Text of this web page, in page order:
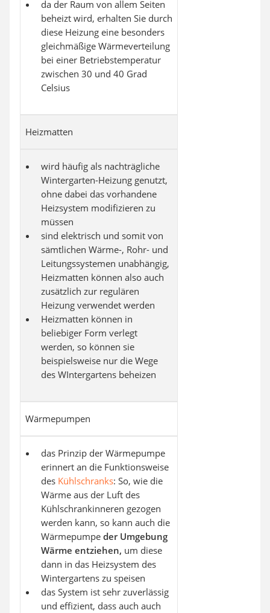
da der Raum von allem Seiten
beheizt wird, erhalten Sie durch
diese Heizung eine besonders
gleichmäßige Wärmeverteilung
bei einer Betriebstemperatur
zwischen 30 und 40 Grad
Celsius
Heizmatten
wird häufig als nachträgliche
Wintergarten-Heizung genutzt,
ohne dabei das vorhandene
Heizsystem modifizieren zu
müssen
sind elektrisch und somit von
sämtlichen Wärme-, Rohr- und
Leitungssystemen unabhängig,
Heizmatten können also auch
zusätzlich zur regulären
Heizung verwendet werden
Heizmatten können in
beliebiger Form verlegt
werden, so können sie
beispielsweise nur die Wege
des WIntergartens beheizen
Wärmepumpen
das Prinzip der Wärmepumpe
erinnert an die Funktionsweise
des Kühlschranks: So, wie die
Wärme aus der Luft des
Kühlschrankinneren gezogen
werden kann, so kann auch die
Wärmepumpe der Umgebung
Wärme entziehen, um diese
dann in das Heizsystem des
Wintergartens zu speisen
das System ist sehr zuverlässig
und effizient, dass auch auch